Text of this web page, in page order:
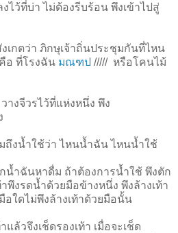
ไว้ที่บ่า ไม่ต้องรีบร้อน พึงเข้าไปสู่
งเกตว่า ภิกษุเจ้าถิ่นประชุมกันที่ไหน
อ ที่โรงฉัน มณฑป ///// หรือโคนไม้
างจีวรไว้ที่แห่งหนึ่ง พึง
ถึงน้ำใช้ว่า ไหนน้ำฉัน ไหนน้ำใช้
น้ำฉันหาดื่ม ถ้าต้องการน้ำใช้ พึงตัก
าพึงรดน้ำด้วยมือข้างหนึ่ง พึงล้างเท้า
ใดไม่พึงล้างเท้าด้วยมือนั้น
แล้วจึงเช็ดรองเท้า เมื่อจะเช็ด